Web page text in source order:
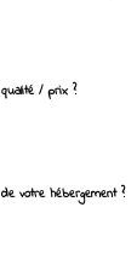
/ prix ?
votre hébergement ?